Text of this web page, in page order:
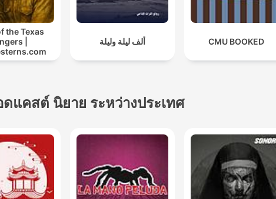
the Texas
|
ألف ليلة وليلة CMU BOOKED
แคสต์ นิยาย ระหว่างประเทศ